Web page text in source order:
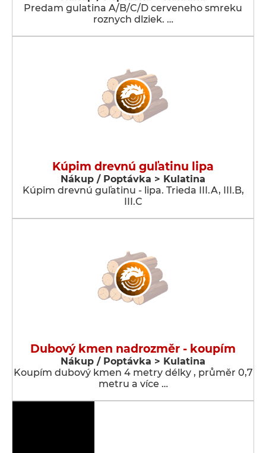
Predam gulatina A/B/C/D cerveneho smreku
roznych dlziek. …
Kúpim drevnú guľatinu lipa
Nákup / Poptávka > Kulatina
Kúpim drevnú guľatinu - lipa. Trieda III.A, III.B,
III.C
Dubový kmen nadrozměr - koupím
Nákup / Poptávka > Kulatina
Koupím dubový kmen 4 metry délky , průměr 0,7
metru a více …